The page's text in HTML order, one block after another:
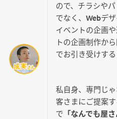
ので、チラシや
でなく、Webデ
イベントの企画
トの企画制作か
でお引き受けする
私自身、専門じ
客さまにご提案
で 「なんでも屋さ